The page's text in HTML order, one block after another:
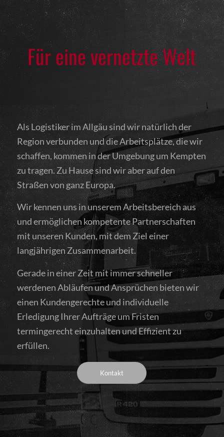
Für eine vernetzte Welt
Als Logistiker im Allgäu sind wir natürlich der
Region verbunden und die Arbeitsplätze, die wir
schaffen, kommen in der Umgebung um Kempten
zu tragen. Zu Hause sind wir aber auf den
Straßen von ganz Europa.
Wir kennen uns in unserem Arbeitsbereich aus
und ermöglichen kompetente Partnerschaften
mit unseren Kunden, mit dem Ziel einer
langjährigen Zusammenarbeit.
Gerade in einer Zeit mit immer schneller
werdenen Abläufen und Ansprüchen bieten wir
einen Kundengerechte und individuelle
Erledigung Ihrer Aufträge um Fristen
termingerecht einzuhalten und Effizient zu
erfüllen.
Kontakt